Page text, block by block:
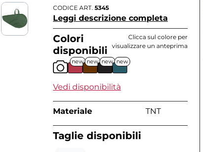
CODICE ART. 5345
Leggi descrizione completa
Colori
disponibili
Clicca sul colore per
visualizzare un anteprima
new new new new
Vedi disponibilità
Materiale TNT
Taglie disponibili